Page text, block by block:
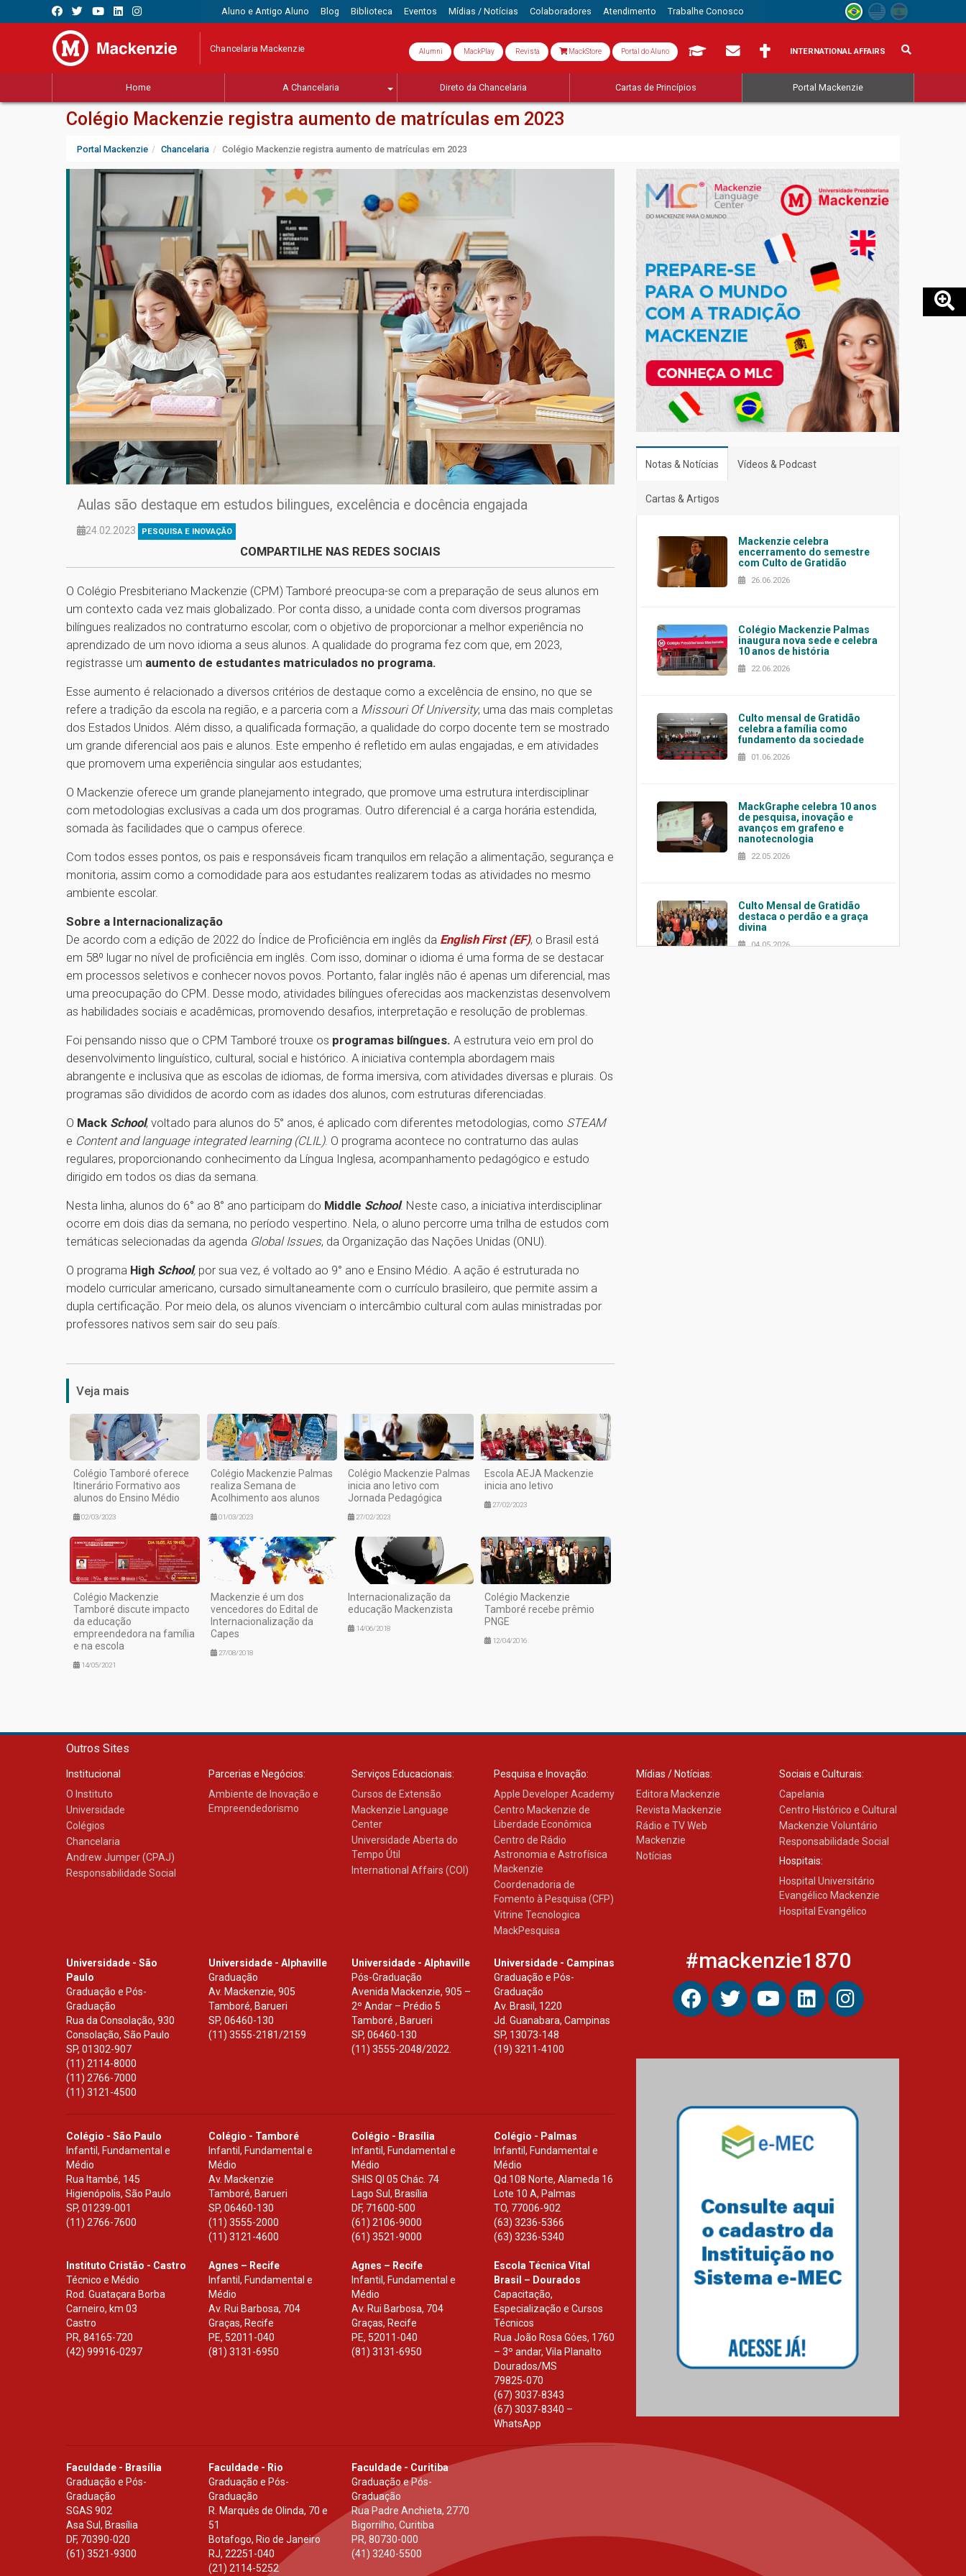
Aluno e Antigo Aluno Blog Biblioteca Eventos Mídias / Notícias Colaboradores Atendimento Trabalhe Conosco
Chancelaria Mackenzie Alumni MackPlay Revista MackStore Portal do Aluno INTERNATIONAL AFFAIRS
Home A Chancelaria Direto da Chancelaria Cartas de Princípios Portal Mackenzie
Colégio Mackenzie registra aumento de matrículas em 2023
Portal Mackenzie Chancelaria Colégio Mackenzie registra aumento de matrículas em 2023
Aulas são destaque em estudos bilingues, excelência e docência engajada
24.02.2023 PESQUISA E INOVAÇÃO
COMPARTILHE NAS REDES SOCIAIS
O Colégio Presbiteriano Mackenzie (CPM) Tamboré preocupa-se com a preparação de seus alunos em
um contexto cada vez mais globalizado. Por conta disso, a unidade conta com diversos programas
bilíngues realizados no contraturno escolar, com o objetivo de proporcionar a melhor experiência no
aprendizado de um novo idioma a seus alunos. A qualidade do programa fez com que, em 2023,
registrasse um aumento de estudantes matriculados no programa.
Esse aumento é relacionado a diversos critérios de destaque como a excelência de ensino, no que se
refere a tradição da escola na região, e a parceria com a Missouri Of University, uma das mais completas
dos Estados Unidos. Além disso, a qualificada formação, a qualidade do corpo docente tem se mostrado
um grande diferencial aos pais e alunos. Este empenho é refletido em aulas engajadas, e em atividades
que promovem uma experiência singular aos estudantes;
O Mackenzie oferece um grande planejamento integrado, que promove uma estrutura interdisciplinar
com metodologias exclusivas a cada um dos programas. Outro diferencial é a carga horária estendida,
somada às facilidades que o campus oferece.
Com todos esses pontos, os pais e responsáveis ficam tranquilos em relação a alimentação, segurança e
monitoria, assim como a comodidade para aos estudantes realizarem todas as atividades no mesmo
ambiente escolar.
Sobre a Internacionalização
De acordo com a edição de 2022 do Índice de Proficiência em inglês da English First (EF), o Brasil está
em 58º lugar no nível de proficiência em inglês. Com isso, dominar o idioma é uma forma de se destacar
em processos seletivos e conhecer novos povos. Portanto, falar inglês não é apenas um diferencial, mas
uma preocupação do CPM. Desse modo, atividades bilíngues oferecidas aos mackenzistas desenvolvem
as habilidades sociais e acadêmicas, promovendo desafios, interpretação e resolução de problemas.
Foi pensando nisso que o CPM Tamboré trouxe os programas bilíngues. A estrutura veio em prol do
desenvolvimento linguístico, cultural, social e histórico. A iniciativa contempla abordagem mais
abrangente e inclusiva que as escolas de idiomas, de forma imersiva, com atividades diversas e plurais. Os
programas são divididos de acordo com as idades dos alunos, com estruturas diferenciadas.
O Mack School, voltado para alunos do 5° anos, é aplicado com diferentes metodologias, como STEAM
e Content and language integrated learning (CLIL). O programa acontece no contraturno das aulas
regulares, proporcionando conhecimento da Língua Inglesa, acompanhamento pedagógico e estudo
dirigido em todos os dias da semana.
Nesta linha, alunos do 6° ao 8° ano participam do Middle School. Neste caso, a iniciativa interdisciplinar
ocorre em dois dias da semana, no período vespertino. Nela, o aluno percorre uma trilha de estudos com
temáticas selecionadas da agenda Global Issues, da Organização das Nações Unidas (ONU).
O programa High School, por sua vez, é voltado ao 9° ano e Ensino Médio. A ação é estruturada no
modelo curricular americano, cursado simultaneamente com o currículo brasileiro, que permite assim a
dupla certificação. Por meio dela, os alunos vivenciam o intercâmbio cultural com aulas ministradas por
professores nativos sem sair do seu país.
Veja mais
Colégio Tamboré oferece
Itinerário Formativo aos
alunos do Ensino Médio
02/03/2023
Colégio Mackenzie Palmas
realiza Semana de
Acolhimento aos alunos
01/03/2023
Colégio Mackenzie Palmas
inicia ano letivo com
Jornada Pedagógica
27/02/2023
Escola AEJA Mackenzie
inicia ano letivo
27/02/2023
Colégio Mackenzie
Tamboré discute impacto
da educação
empreendedora na família
e na escola
14/05/2021
Mackenzie é um dos
vencedores do Edital de
Internacionalização da
Capes
27/08/2018
Internacionalização da
educação Mackenzista
14/06/2018
Colégio Mackenzie
Tamboré recebe prêmio
PNGE
12/04/2016
Notas & Notícias Vídeos & Podcast
Cartas & Artigos
Mackenzie celebra
encerramento do semestre
com Culto de Gratidão
26.06.2026
Colégio Mackenzie Palmas
inaugura nova sede e celebra
10 anos de história
22.06.2026
Culto mensal de Gratidão
celebra a família como
fundamento da sociedade
01.06.2026
MackGraphe celebra 10 anos
de pesquisa, inovação e
avanços em grafeno e
nanotecnologia
22.05.2026
Culto Mensal de Gratidão
destaca o perdão e a graça
divina
04.05.2026
Outros Sites
Institucional
O Instituto
Universidade
Colégios
Chancelaria
Andrew Jumper (CPAJ)
Responsabilidade Social
Parcerias e Negócios:
Ambiente de Inovação e
Empreendedorismo
Serviços Educacionais:
Cursos de Extensão
Mackenzie Language
Center
Universidade Aberta do
Tempo Útil
International Affairs (COI)
Pesquisa e Inovação:
Apple Developer Academy
Centro Mackenzie de
Liberdade Econômica
Centro de Rádio
Astronomia e Astrofísica
Mackenzie
Coordenadoria de
Fomento à Pesquisa (CFP)
Vitrine Tecnologica
MackPesquisa
Mídias / Notícias:
Editora Mackenzie
Revista Mackenzie
Rádio e TV Web
Mackenzie
Notícias
Sociais e Culturais:
Capelania
Centro Histórico e Cultural
Mackenzie Voluntário
Responsabilidade Social
Hospitais:
Hospital Universitário
Evangélico Mackenzie
Hospital Evangélico
Universidade - São
Paulo
Graduação e Pós-
Graduação
Rua da Consolação, 930
Consolação, São Paulo
SP, 01302-907
(11) 2114-8000
(11) 2766-7000
(11) 3121-4500
Universidade - Alphaville
Graduação
Av. Mackenzie, 905
Tamboré, Barueri
SP,06460-130
(11) 3555-2181/2159
Universidade - Alphaville
Pós-Graduação
Avenida Mackenzie, 905 –
2º Andar – Prédio 5
Tamboré , Barueri
SP, 06460-130
(11) 3555-2048/2022.
Universidade - Campinas
Graduação e Pós-
Graduação
Av. Brasil, 1220
Jd. Guanabara, Campinas
SP, 13073-148
(19) 3211-4100
Colégio - São Paulo
Infantil, Fundamental e
Médio
Rua Itambé, 145
Higienópolis, São Paulo
SP, 01239-001
(11) 2766-7600
Colégio - Tamboré
Infantil, Fundamental e
Médio
Av. Mackenzie
Tamboré, Barueri
SP,06460-130
(11) 3555-2000
(11) 3121-4600
Colégio - Brasília
Infantil, Fundamental e
Médio
SHIS Ql 05 Chác. 74
Lago Sul, Brasília
DF, 71600-500
(61) 2106-9000
(61) 3521-9000
Colégio - Palmas
Infantil, Fundamental e
Médio
Qd.108 Norte, Alameda 16
Lote 10 A, Palmas
TO, 77006-902
(63) 3236-5366
(63) 3236-5340
Instituto Cristão - Castro
Técnico e Médio
Rod. Guataçara Borba
Carneiro, km 03
Castro
PR, 84165-720
(42) 99916-0297
Agnes – Recife
Infantil, Fundamental e
Médio
Av. Rui Barbosa, 704
Graças, Recife
PE, 52011-040
(81) 3131-6950
Agnes – Recife
Infantil, Fundamental e
Médio
Av. Rui Barbosa, 704
Graças, Recife
PE, 52011-040
(81) 3131-6950
Escola Técnica Vital
Brasil – Dourados
Capacitação,
Especialização e Cursos
Técnicos
Rua João Rosa Góes, 1760
– 3º andar, Vila Planalto
Dourados/MS
79825-070
(67) 3037-8343
(67) 3037-8340 –
WhatsApp
Faculdade - Brasília
Graduação e Pós-
Graduação
SGAS 902
Asa Sul, Brasília
DF, 70390-020
(61) 3521-9300
Faculdade - Rio
Graduação e Pós-
Graduação
R. Marquês de Olinda, 70 e
51
Botafogo, Rio de Janeiro
RJ,22251-040
(21) 2114-5252
Faculdade - Curitiba
Graduação e Pós-
Graduação
Rua Padre Anchieta, 2770
Bigorrilho, Curitiba
PR, 80730-000
(41) 3240-5500
#mackenzie1870